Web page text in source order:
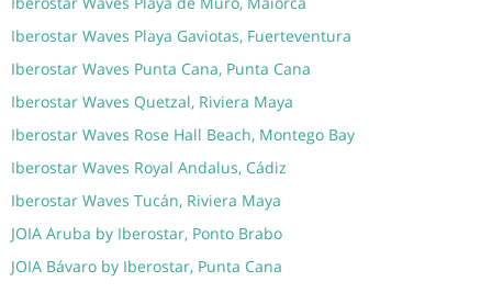
Iberostar Waves Playa Gaviotas, Fuerteventura
Iberostar Waves Punta Cana, Punta Cana
Iberostar Waves Quetzal, Riviera Maya
Iberostar Waves Rose Hall Beach, Montego Bay
Iberostar Waves Royal Andalus, Cádiz
Iberostar Waves Tucán, Riviera Maya
JOIA Aruba by Iberostar, Ponto Brabo
JOIA Bávaro by Iberostar, Punta Cana